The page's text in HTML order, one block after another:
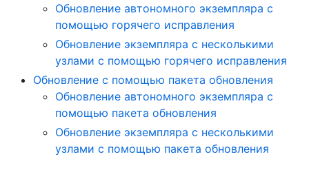
Обновление автономного экземпляра с
помощью горячего исправления
Обновление экземпляра с несколькими
узлами с помощью горячего исправления
Обновление с помощью пакета обновления
Обновление автономного экземпляра с
помощью пакета обновления
Обновление экземпляра с несколькими
узлами с помощью пакета обновления